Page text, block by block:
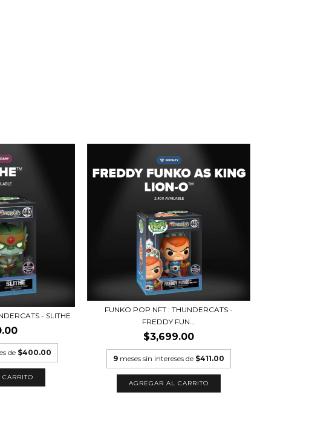
- SLITHE
de $400.00
FUNKO POP NFT : THUNDERCATS -
FREDDY FUN...
$3,699.00
9 meses sin intereses de $411.00